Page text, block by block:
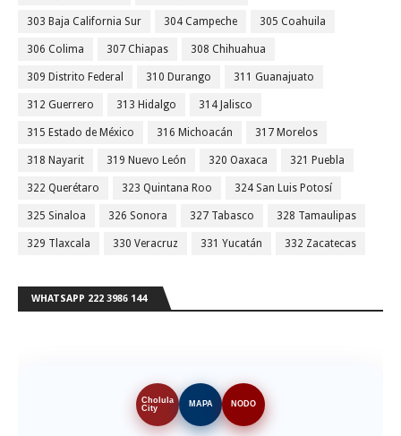
303 Baja California Sur 304 Campeche 305 Coahuila
306 Colima 307 Chiapas 308 Chihuahua
309 Distrito Federal 310 Durango 311 Guanajuato
312 Guerrero 313 Hidalgo 314 Jalisco
315 Estado de México 316 Michoacán 317 Morelos
318 Nayarit 319 Nuevo León 320 Oaxaca 321 Puebla
322 Querétaro 323 Quintana Roo 324 San Luis Potosí
325 Sinaloa 326 Sonora 327 Tabasco 328 Tamaulipas
329 Tlaxcala 330 Veracruz 331 Yucatán 332 Zacatecas
WHATSAPP 222 3986 144
Cholula
City
MAPA NODO